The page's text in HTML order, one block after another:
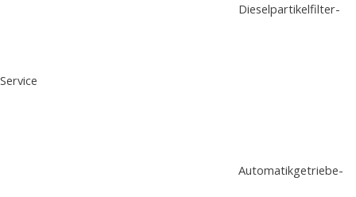
Dieselpartikelfilter-
Service
Automatikgetriebe-